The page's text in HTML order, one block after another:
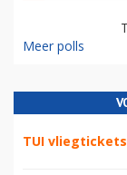
Meer polls
TUI vliegtickets